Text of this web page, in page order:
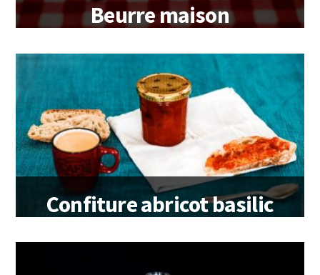
Beurre maison
Confiture abricot basilic